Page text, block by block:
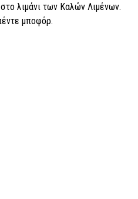
λιμάνι των Καλών Λιμένων.
μποφόρ.